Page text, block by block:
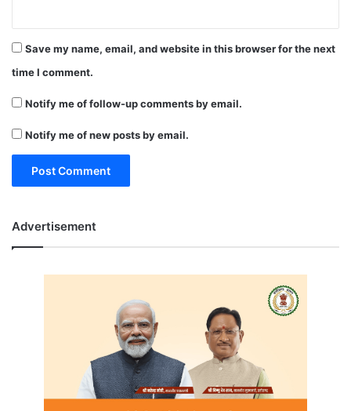
Save my name, email, and website in this browser for the next
time I comment.
Notify me of follow-up comments by email.
Notify me of new posts by email.
Advertisement